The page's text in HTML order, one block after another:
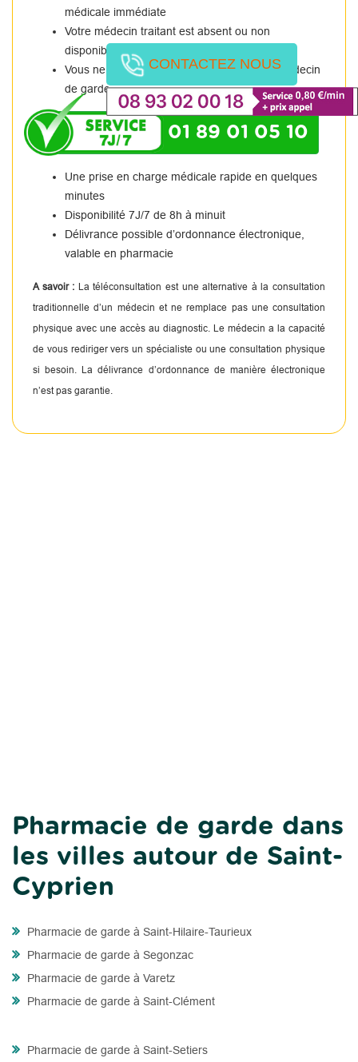
CONTACTEZ NOUS
médicale immédiate
Votre médecin traitant est absent ou non
disponible.
Vous ne pouvez pas vous rendre chez un médecin
de garde.
01 89 01 05 10
Une prise en charge médicale rapide en quelques
minutes
Disponibilité 7J/7 de 8h à minuit
Délivrance possible d’ordonnance électronique,
valable en pharmacie
A savoir : La téléconsultation est une alternative à la consultation
traditionnelle d’un médecin et ne remplace pas une consultation
physique avec une accès au diagnostic. Le médecin a la capacité
de vous rediriger vers un spécialiste ou une consultation physique
si besoin. La délivrance d’ordonnance de manière électronique
n’est pas garantie.
Pharmacie de garde dans
les villes autour de Saint-
Cyprien
Pharmacie de garde à Saint-Hilaire-Taurieux
Pharmacie de garde à Segonzac
Pharmacie de garde à Varetz
Pharmacie de garde à Saint-Clément
Pharmacie de garde à Saint-Setiers